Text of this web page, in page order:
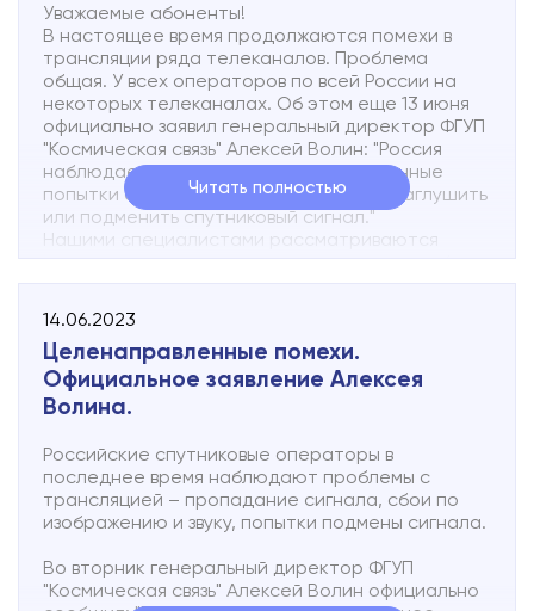
Уважаемые абоненты!
В настоящее время продолжаются помехи в
трансляции ряда телеканалов. Проблема
общая. У всех операторов по всей России на
некоторых телеканалах. Об этом еще 13 июня
официально заявил генеральный директор ФГУП
"Космическая связь" Алексей Волин: "Россия
наблюдает в последнее время постоянные
попытки с сопредельной территории заглушить
или подменить спутниковый сигнал."
Нашими специалистами рассматриваются
варианты получения сигнала другим способом
(по оптическому волокну, простыми словами "по
земле").
Просим отнестись к данной ситуации с
пониманием.
Читать полностью
14.06.2023
Целенаправленные помехи.
Официальное заявление Алексея
Волина.
Российские спутниковые операторы в
последнее время наблюдают проблемы с
трансляцией – пропадание сигнала, сбои по
изображению и звуку, попытки подмены сигнала.
Во вторник генеральный директор ФГУП
"Космическая связь" Алексей Волин официально